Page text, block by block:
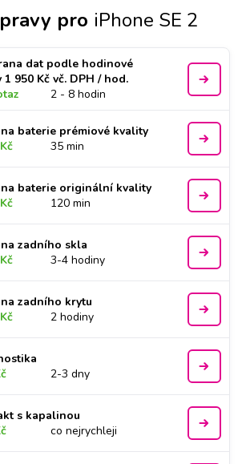
pro iPhone SE 2
dat podle hodinové
1 950 Kč vč. DPH / hod.
2 - 8 hodin
baterie prémiové kvality
35 min
baterie originální kvality
120 min
zadního skla
3-4 hodiny
zadního krytu
2 hodiny
2-3 dny
s kapalinou
co nejrychleji